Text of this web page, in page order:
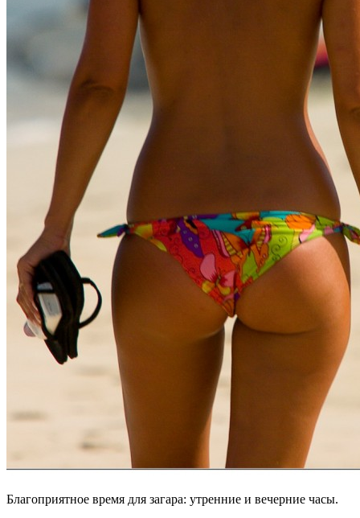
Благоприятное время для загара: утренние и вечерние часы.